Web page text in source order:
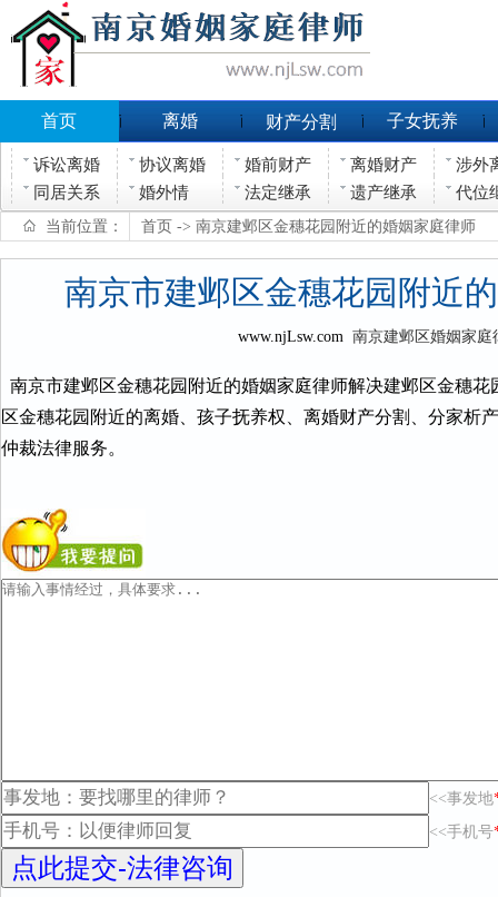
首页 离婚 财产分割 子女抚养
诉讼离婚 协议离婚 婚前财产 离婚财产
涉外
同居关系
婚外情 法定继承 遗产继承 代位
当前位置： 首页 -> 南京建邺区金穗花园附近的婚姻家庭律师
南京市建邺区金穗花园附近
www.njLsw.com南京建邺区婚姻家庭
南京市建邺区金穗花园附近的婚姻家庭律师解决建邺区金穗
区金穗花园附近的离婚、孩子抚养权、离婚财产分割、分家析
仲裁法律服务。
<<事发地
<<手机号